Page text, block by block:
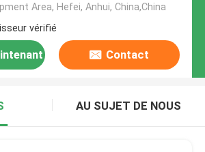
Area, Hefei, Anhui, China,China
vérifié
Contact
AU SUJET DE NOUS